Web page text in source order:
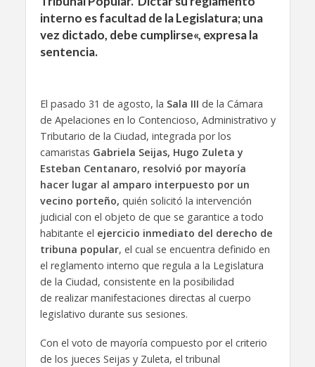
interno es facultad de la Legislatura; una
vez dictado, debe cumplirse«, expresa la
sentencia.
El pasado 31 de agosto, la Sala III de la Cámara
de Apelaciones en lo Contencioso, Administrativo y
Tributario de la Ciudad, integrada por los
camaristas Gabriela Seijas, Hugo Zuleta y
Esteban Centanaro, resolvió por mayoría
hacer lugar al amparo interpuesto por un
vecino porteño, quién solicitó la intervención
judicial con el objeto de que se garantice a todo
habitante el ejercicio inmediato del derecho de
tribuna popular, el cual se encuentra definido en
el reglamento interno que regula a la Legislatura
de la Ciudad, consistente en la posibilidad
de realizar manifestaciones directas al cuerpo
legislativo durante sus sesiones.
Con el voto de mayoría compuesto por el criterio
de los jueces Seijas y Zuleta, el tribunal